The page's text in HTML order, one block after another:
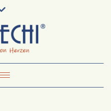
To
Bukechi
Datenschutz
Toggle Navigation